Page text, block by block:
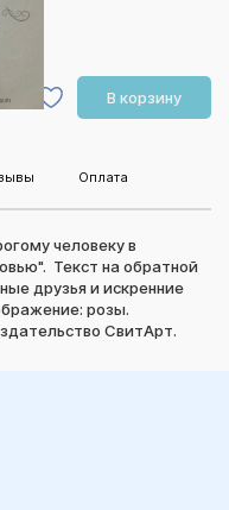
В корзину
Оплата
человеку в
Текст на обратной
друзья и искренние
розы.
СвитАрт.